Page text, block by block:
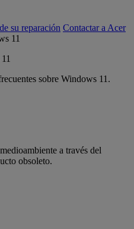
su reparación Contactar a Acer
sobre Windows 11.
a través del
obsoleto.